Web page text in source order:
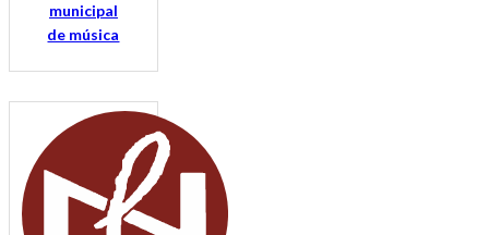
municipal
de música